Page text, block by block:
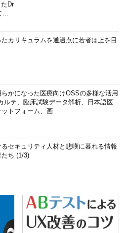
Dr
カリキュラムを通過点に若者は上を目
かになった医療向けOSSの多様な活用
ルテ、臨床試験データ解析、日本語医
トフォーム、画...
セキュリティ人材と悲嘆に暮れる情報
ち (1/3)